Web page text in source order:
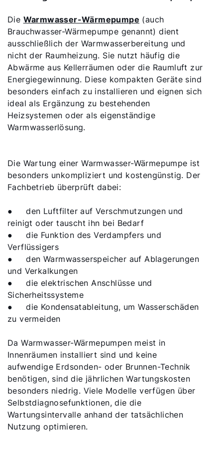
Die Warmwasser-Wärmepumpe (auch
Brauchwasser-Wärmepumpe genannt) dient
ausschließlich der Warmwasserbereitung und
nicht der Raumheizung. Sie nutzt häufig die
Abwärme aus Kellerräumen oder die Raumluft zur
Energiegewinnung. Diese kompakten Geräte sind
besonders einfach zu installieren und eignen sich
ideal als Ergänzung zu bestehenden
Heizsystemen oder als eigenständige
Warmwasserlösung.
Die Wartung einer Warmwasser-Wärmepumpe ist
besonders unkompliziert und kostengünstig. Der
Fachbetrieb überprüft dabei:
●den Luftfilter auf Verschmutzungen und
reinigt oder tauscht ihn bei Bedarf
●die Funktion des Verdampfers und
Verflüssigers
●den Warmwasserspeicher auf Ablagerungen
und Verkalkungen
●die elektrischen Anschlüsse und
Sicherheitssysteme
●die Kondensatableitung, um Wasserschäden
zu vermeiden
Da Warmwasser-Wärmepumpen meist in
Innenräumen installiert sind und keine
aufwendige Erdsonden- oder Brunnen-Technik
benötigen, sind die jährlichen Wartungskosten
besonders niedrig. Viele Modelle verfügen über
Selbstdiagnosefunktionen, die die
Wartungsintervalle anhand der tatsächlichen
Nutzung optimieren.